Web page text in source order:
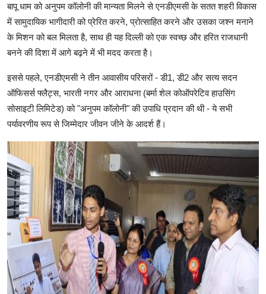
बापू धाम को अनुपम कॉलोनी की मान्यता मिलने से एनडीएमसी के सतत शहरी विकास
में सामुदायिक भागीदारी को प्रेरित करने, प्रोत्साहित करने और उसका जश्न मनाने
के मिशन को बल मिलता है, साथ ही यह दिल्ली को एक स्वच्छ और हरित राजधानी
बनने की दिशा में आगे बढ़ने में भी मदद करता है।
इससे पहले, एनडीएमसी ने तीन आवासीय परिसरों - डी1, डी2 और सत्य सदन
ऑफिसर्स फ्लैट्स, भारती नगर और आराधना (बर्मा शेल कोऑपरेटिव हाउसिंग
सोसाइटी लिमिटेड) को "अनुपम कॉलोनी" की उपाधि प्रदान की थी - ये सभी
पर्यावरणीय रूप से जिम्मेदार जीवन जीने के आदर्श हैं।